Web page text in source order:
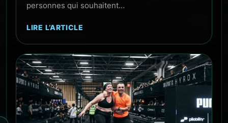
personnes qui souhaitent…
LIRE L’ARTICLE